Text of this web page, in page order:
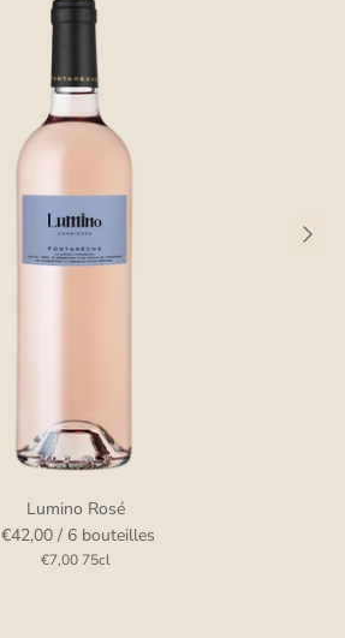
Lumino Rosé
€42,00 / 6 bouteilles
€7,00 75cl